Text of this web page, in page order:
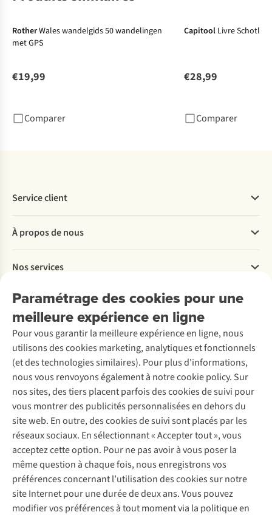
RotherWales wandelgids 50 wandelingen
met GPS
€19,99
Comparer
Capitool Livre
€28,99
Comparer
Paramétrage des cookies pour une
meilleure expérience en ligne
Pour vous garantir la meilleure expérience en ligne, nous
utilisons des cookies marketing, analytiques et fonctionnels
(et des technologies similaires). Pour plus d'informations,
nous vous renvoyons également à notre cookie policy. Sur
nos sites, des tiers placent parfois des cookies de suivi pour
vous montrer des publicités personnalisées en dehors du
site web. En outre, des cookies de suivi sont placés par les
réseaux sociaux. En sélectionnant « Accepter tout », vous
acceptez cette option. Pour ne pas avoir à vous poser la
même question à chaque fois, nous enregistrons vos
préférences concernant l’utilisation des cookies sur notre
site Internet pour une durée de deux ans. Vous pouvez
modifier vos préférences à tout moment via la politique en
Service client
Commander
Payer
Livraison
Rétractation d'une commande
Entretien & réparations
Garantie
Contactez-nous
À propos de nous
Explore More
À propos d’Ayacucho
Nos magasins
À propos d’A.S.Adventure
Déclaration d'accessibilité
Nos services
Location / Location sports d’hiver
Entretien de ski
Service de lavage
Entretien de chaussures
Réparation de chaussures
Réparation de vêtements
Retouches
Pour les entreprises
Découvrez
A.S.Magazine
Explore Camp
Gear Check
Expertise & conseils
Abonnez-vous à la newsletter
Suivez-nous
Mentions légales
Politique de confidentialité